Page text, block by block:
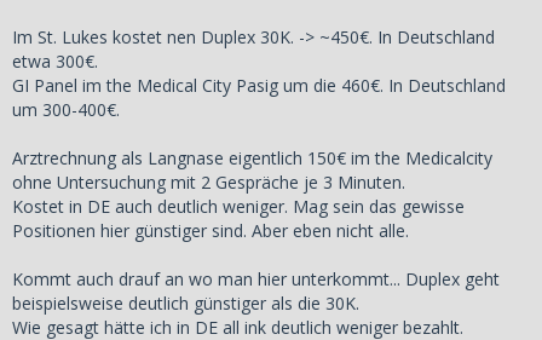
Im St. Lukes kostet nen Duplex 30K. -> ~450€. In Deutschland
etwa 300€.
GI Panel im the Medical City Pasig um die 460€. In Deutschland
um 300-400€.
Arztrechnung als Langnase eigentlich 150€ im the Medicalcity
ohne Untersuchung mit 2 Gespräche je 3 Minuten.
Kostet in DE auch deutlich weniger. Mag sein das gewisse
Positionen hier günstiger sind. Aber eben nicht alle.
Kommt auch drauf an wo man hier unterkommt... Duplex geht
beispielsweise deutlich günstiger als die 30K.
Wie gesagt hätte ich in DE all ink deutlich weniger bezahlt.